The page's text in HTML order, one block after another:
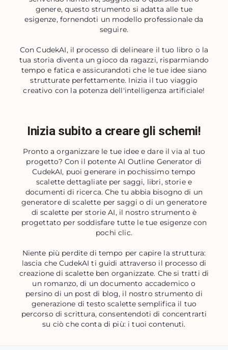
genere, questo strumento si adatta alle tue
esigenze, fornendoti un modello professionale da
seguire.
Con CudekAI, il processo di delineare il tuo libro o la
tua storia diventa un gioco da ragazzi, risparmiando
tempo e fatica e assicurandoti che le tue idee siano
strutturate perfettamente. Inizia il tuo viaggio
creativo con la potenza dell'intelligenza artificiale!
Inizia subito a creare gli schemi!
Pronto a organizzare le tue idee e dare il via al tuo
progetto? Con il potente AI Outline Generator di
CudekAI, puoi generare in pochissimo tempo
scalette dettagliate per saggi, libri, storie e
documenti di ricerca. Che tu abbia bisogno di un
generatore di scalette per saggi o di un generatore
di scalette per storie AI, il nostro strumento è
progettato per soddisfare tutte le tue esigenze con
pochi clic.
Niente più perdite di tempo per capire la struttura:
lascia che CudekAI ti guidi attraverso il processo di
creazione di scalette ben organizzate. Che si tratti di
un romanzo, di un documento accademico o
persino di un post di blog, il nostro strumento di
generazione di testo scalette semplifica il tuo
percorso di scrittura, consentendoti di concentrarti
su ciò che conta di più: i tuoi contenuti.